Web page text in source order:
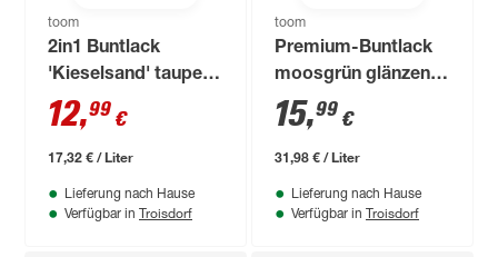
toom
2in1 Buntlack
'Kieselsand' taupe
seidenmatt 750 ml
12,99 €
17,32 € / Liter
Lieferung nach Hause
Verfügbar in Troisdorf
toom
Premium-Buntlack
moosgrün glänzend
500 ml
15,99 €
31,98 € / Liter
Lieferung nach Hause
Verfügbar in Troisdorf